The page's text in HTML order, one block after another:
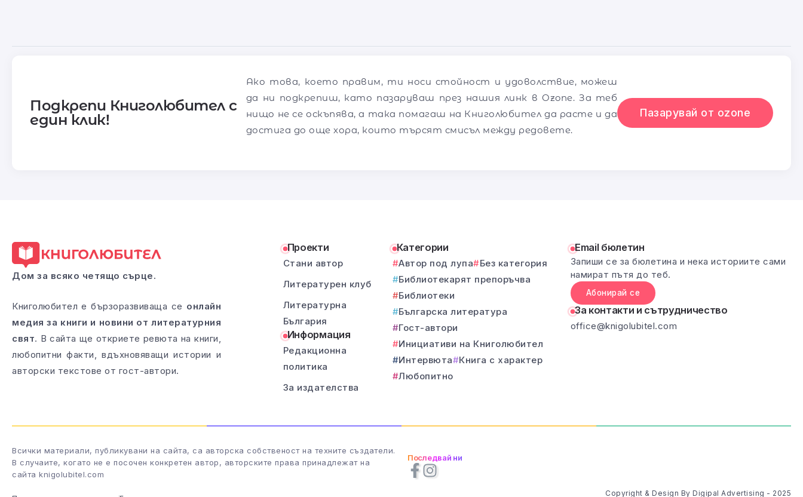
Подкрепи Книголюбител с
един клик!
Ако това, което правим, ти носи стойност и удоволствие, можеш
да ни подкрепиш, като пазаруваш през нашия линк в Ozone. За теб
нищо не се оскъпява, а така помагаш на Книголюбител да расте и да
достига до още хора, които търсят смисъл между редовете.
Пазарувай от ozone
Дом за всяко четящо сърце.
Книголюбител е бързоразвиваща се онлайн
медия за книги и новини от литературния
свят. В сайта ще откриете ревюта на книги,
любопитни факти, вдъхновяващи истории и
авторски текстове от гост-автори.
Проекти
Стани автор
Литературен клуб
Литературна
България
Информация
Редакционна
политика
За издателства
Категории
Автор под лупа
Без категория
Библиотекарят препоръчва
Библиотеки
Българска литература
Гост-автори
Инициативи на Книголюбител
Интервюта
Книга с характер
Любопитно
Email бюлетин
Запиши се за бюлетина и нека историите сами
намират пътя до теб.
Абонирай се
За контакти и сътрудничество
office@knigolubitel.com
Всички материали, публикувани на сайта, са авторска собственост на техните създатели.
В случаите, когато не е посочен конкретен автор, авторските права принадлежат на
сайта knigolubitel.com
Последвай ни
Copyright & Design By Digipal Advertising - 2025